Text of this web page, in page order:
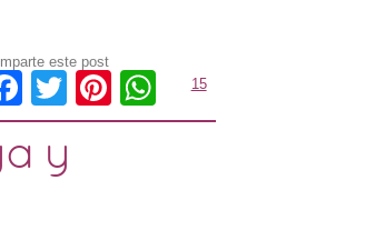
este post
Facebook
TwitterPinterest
WhatsApp
15
y